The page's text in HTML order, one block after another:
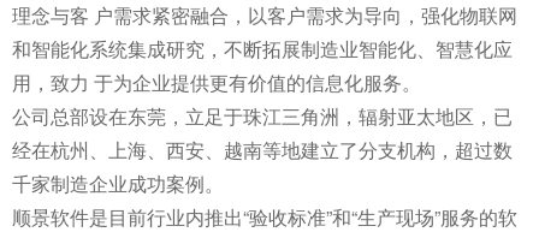
理念与客 户需求紧密融合，以客户需求为导向，强化物联网
和智能化系统集成研究，不断拓展制造业智能化、智慧化应
用，致力 于为企业提供更有价值的信息化服务。
公司总部设在东莞，立足于珠江三角洲，辐射亚太地区，已
经在杭州、上海、西安、越南等地建立了分支机构，超过数
千家制造企业成功案例。
顺景软件是目前行业内推出“验收标准”和“生产现场”服务的软